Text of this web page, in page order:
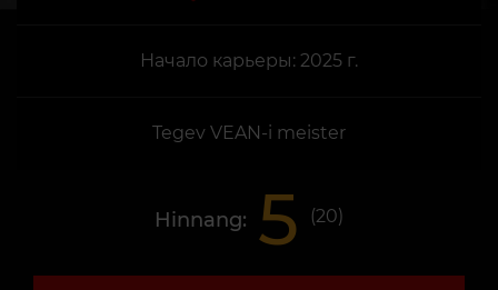
Начало карьеры: 2025 г.
Tegev VEAN-i meister
Hinnang: 5 (20)